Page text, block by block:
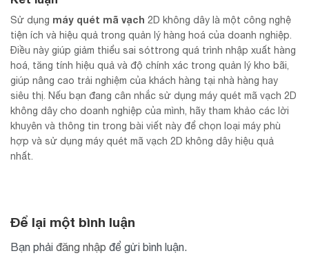
Sử dụng máy quét mã vạch 2D không dây là một công nghệ
tiện ích và hiệu quả trong quản lý hàng hoá của doanh nghiệp.
Điều này giúp giảm thiểu sai sóttrong quá trình nhập xuất hàng
hoá, tăng tính hiệu quả và độ chính xác trong quản lý kho bãi,
giúp nâng cao trải nghiệm của khách hàng tại nhà hàng hay
siêu thị. Nếu bạn đang cân nhắc sử dụng máy quét mã vạch 2D
không dây cho doanh nghiệp của mình, hãy tham khảo các lời
khuyên và thông tin trong bài viết này để chọn loại máy phù
hợp và sử dụng máy quét mã vạch 2D không dây hiệu quả
nhất.
Để lại một bình luận
Bạn phải đăng nhập để gửi bình luận.